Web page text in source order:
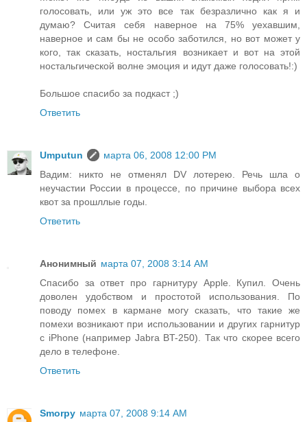
голосовать, или уж это все так безразлично как я и
думаю? Считая себя наверное на 75% уехавшим,
наверное и сам бы не особо заботился, но вот может у
кого, так сказать, ностальгия возникает и вот на этой
ностальгической волне эмоция и идут даже голосовать!:)
Большое спасибо за подкаст ;)
Ответить
Umputun
марта 06, 2008 12:00 PM
Вадим: никто не отменял DV лотерею. Речь шла о
неучастии России в процессе, по причине выбора всех
квот за прошллые годы.
Ответить
Анонимный марта 07, 2008 3:14 AM
Спасибо за ответ про гарнитуру Apple. Купил. Очень
доволен удобством и простотой использования. По
поводу помех в кармане могу сказать, что такие же
помехи возникают при использовании и других гарнитур
с iPhone (например Jabra BT-250). Так что скорее всего
дело в телефоне.
Ответить
Smorpy марта 07, 2008 9:14 AM